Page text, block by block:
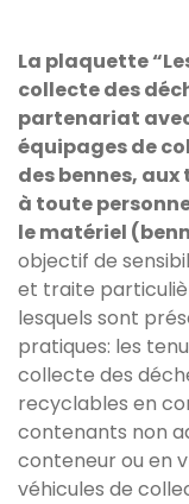
La plaquette
collecte des
partenariat avec
équipages de
des bennes,
à toute
le matériel
objectif de
et traite
lesquels sont
pratiques: les
collecte des
recyclables en
contenants non
conteneur ou en
véhicules de